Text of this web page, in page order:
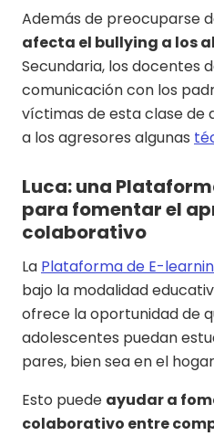
Además de preocuparse
afecta el bullying a los
Secundaria, los docentes
comunicación con los
víctimas de esta clase de
a los agresores algunas
Luca: una
para fomentar el
colaborativo
La Plataforma de E-
bajo la modalidad
ofrece la oportunidad de
adolescentes puedan
pares, bien sea en el
Esto puede ayudar a
colaborativo entre